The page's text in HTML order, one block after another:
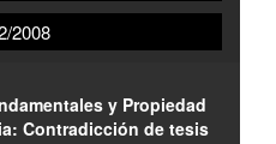
2008
y Propiedad
Contradicción de tesis